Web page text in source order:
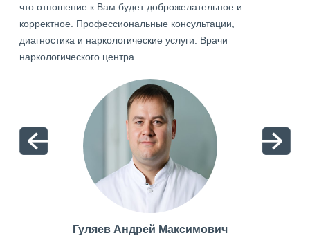
что отношение к Вам будет доброжелательное и
корректное. Профессиональные консультации,
диагностика и наркологические услуги. Врачи
наркологического центра.
Гуляев Андрей Максимович